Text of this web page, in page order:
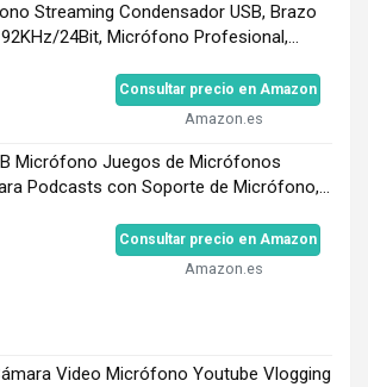
Streaming Condensador USB, Brazo
24Bit, Micrófono Profesional,...
Consultar precio en Amazon
Amazon.es
Micrófono Juegos de Micrófonos
Podcasts con Soporte de Micrófono,...
Consultar precio en Amazon
Amazon.es
Video Micrófono Youtube Vlogging